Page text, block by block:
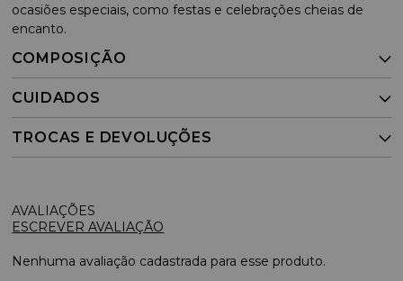
ocasiões especiais, como festas e celebrações cheias de
encanto.
COMPOSIÇÃO
CUIDADOS
TROCAS E DEVOLUÇÕES
ESCREVER AVALIAÇÃO
Nenhuma avaliação cadastrada para esse produto.